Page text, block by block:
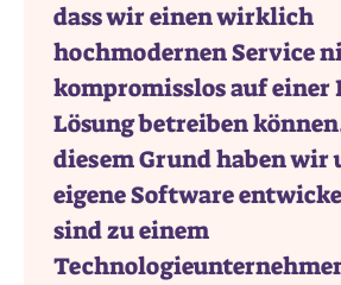
dass wir einen wirklich
hochmodernen Service
kompromisslos auf einer
Lösung betreiben
diesem Grund haben wir
eigene Software
sind zu einem